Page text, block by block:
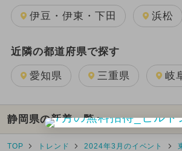
伊豆・伊東・下田 浜松
近隣の都道府県で探す
愛知県 三重県 岐
静岡県の新着一覧へ
TOP トレンド 2024年3月のイベント